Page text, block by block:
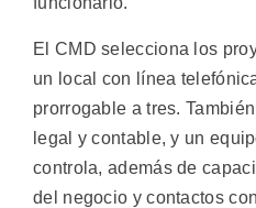
El CMD selecciona los
un local con línea
prorrogable a tres.
legal y contable, y un
controla, además de
del negocio y contactos